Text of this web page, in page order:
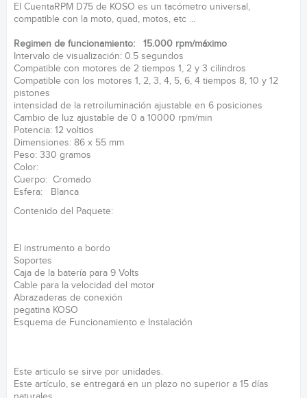
El CuentaRPM D75 de KOSO es un tacómetro universal,
compatible con la moto, quad, motos, etc ...
Regimen de funcionamiento: 15.000 rpm/máximo
Intervalo de visualización: 0.5 segundos
Compatible con motores de 2 tiempos 1, 2 y 3 cilindros
Compatible con los motores 1, 2, 3, 4, 5, 6, 4 tiempos 8, 10 y 12
pistones
intensidad de la retroiluminación ajustable en 6 posiciones
Cambio de luz ajustable de 0 a 10000 rpm/min
Potencia: 12 voltios
Dimensiones: 86 x 55 mm
Peso: 330 gramos
Color:
Cuerpo: Cromado
Esfera: Blanca
Contenido del Paquete:
El instrumento a bordo
Soportes
Caja de la batería para 9 Volts
Cable para la velocidad del motor
Abrazaderas de conexión
pegatina KOSO
Esquema de Funcionamiento e Instalación
Este articulo se sirve por unidades.
Este artículo, se entregará en un plazo no superior a 15 días